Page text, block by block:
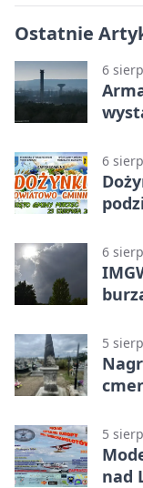
Ostatnie
6
6
6
5
5
nad